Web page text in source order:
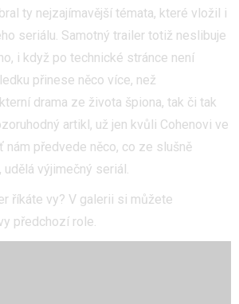
ty nejzajímavější témata, které vložil i
seriálu. Samotný trailer totiž neslibuje
i když po technické stránce není
přinese něco více, než
drama ze života špiona, tak či tak
artikl, už jen kvůli Cohenovi ve
nám předvede něco, co ze slušně
výjimečný seriál.
říkáte vy? V galerii si můžete
předchozí role.